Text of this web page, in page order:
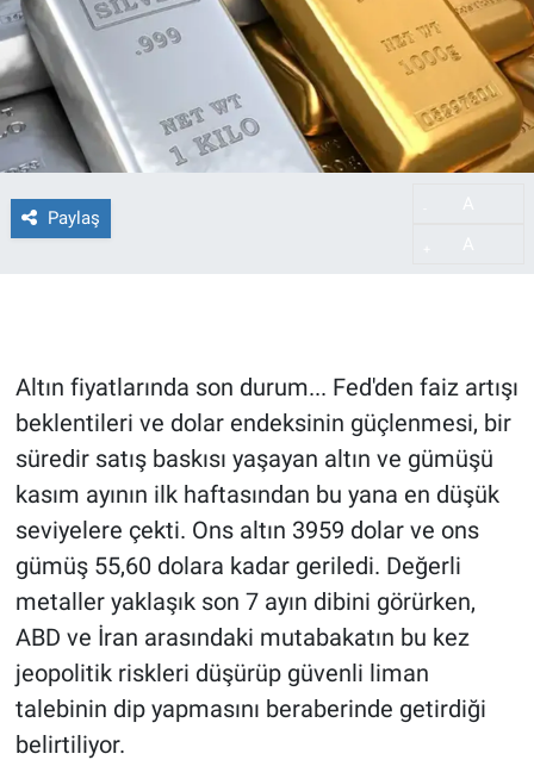
Paylaş
Altın fiyatlarında son durum... Fed'den faiz artışı
beklentileri ve dolar endeksinin güçlenmesi, bir
süredir satış baskısı yaşayan altın ve gümüşü
kasım ayının ilk haftasından bu yana en düşük
seviyelere çekti. Ons altın 3959 dolar ve ons
gümüş 55,60 dolara kadar geriledi. Değerli
metaller yaklaşık son 7 ayın dibini görürken,
ABD ve İran arasındaki mutabakatın bu kez
jeopolitik riskleri düşürüp güvenli liman
talebinin dip yapmasını beraberinde getirdiği
belirtiliyor.